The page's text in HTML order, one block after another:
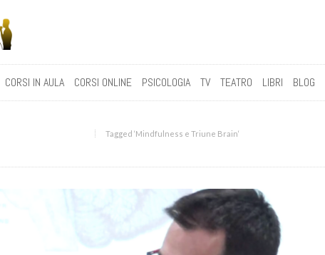
CORSI IN AULA CORSI ONLINE PSICOLOGIA TV TEATRO LIBRI BLOG
Tagged ‘Mindfulness e Triune Brain‘